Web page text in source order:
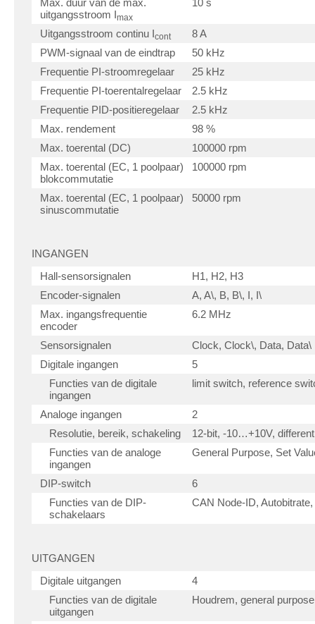
Max. duur van de max.
uitgangsstroom Imax
10 s
Uitgangsstroom continu Icont
8 A
PWM-signaal van de eindtrap
50 kHz
Frequentie PI-stroomregelaar
25 kHz
Frequentie PI-toerentalregelaar
2.5 kHz
Frequentie PID-positieregelaar
2.5 kHz
Max. rendement
98 %
Max. toerental (DC)
100000 rpm
Max. toerental (EC, 1 poolpaar)
blokcommutatie
100000 rpm
Max. toerental (EC, 1 poolpaar)
sinuscommutatie
50000 rpm
INGANGEN
Hall-sensorsignalen
H1, H2, H3
Encoder-signalen
A, A\, B, B\, I, I\
Max. ingangsfrequentie
encoder
6.2 MHz
Sensorsignalen
Clock, Clock\, Data, Data\
Digitale ingangen
5
Functies van de digitale
ingangen
limit switch, reference
Analoge ingangen
2
Resolutie, bereik, schakeling
12-bit, -10…+10V,
Functies van de analoge
ingangen
General Purpose, Set
DIP-switch
6
Functies van de DIP-
schakelaars
CAN Node-ID,
UITGANGEN
Digitale uitgangen
4
Functies van de digitale
uitgangen
Houdrem, general purpose